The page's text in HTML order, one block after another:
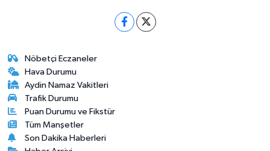
Nöbetçi Eczaneler
Hava Durumu
Aydin Namaz Vakitleri
Trafik Durumu
Puan Durumu ve Fikstür
Tüm Manşetler
Son Dakika Haberleri